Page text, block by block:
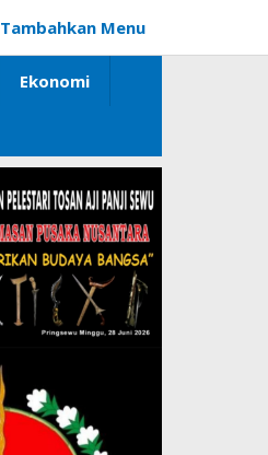
Tambahkan Menu
Ekonomi